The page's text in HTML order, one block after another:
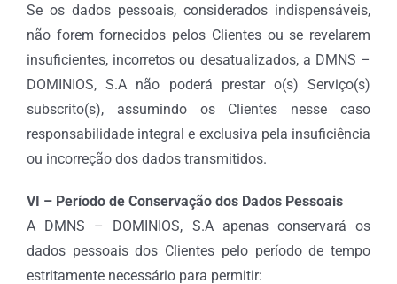
Se os dados pessoais, considerados indispensáveis,
não forem fornecidos pelos Clientes ou se revelarem
insuficientes, incorretos ou desatualizados, a DMNS –
DOMINIOS, S.A não poderá prestar o(s) Serviço(s)
subscrito(s), assumindo os Clientes nesse caso
responsabilidade integral e exclusiva pela insuficiência
ou incorreção dos dados transmitidos.
VI – Período de Conservação dos Dados Pessoais
A DMNS – DOMINIOS, S.A apenas conservará os
dados pessoais dos Clientes pelo período de tempo
estritamente necessário para permitir: